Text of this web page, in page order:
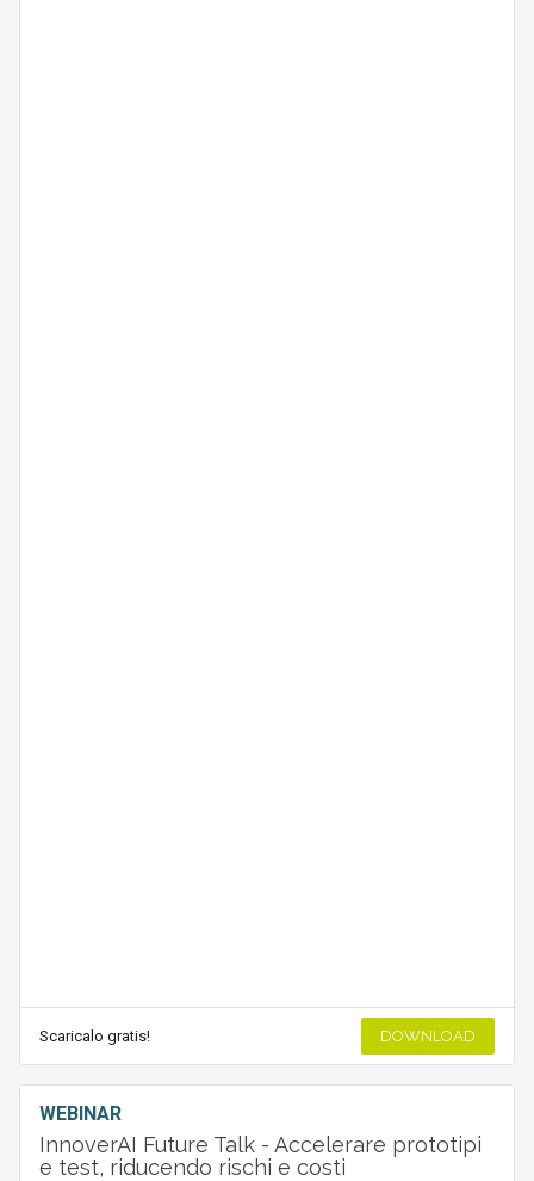
Scaricalo gratis! DOWNLOAD
WEBINAR
InnoverAI Future Talk - Accelerare prototipi
e test, riducendo rischi e costi